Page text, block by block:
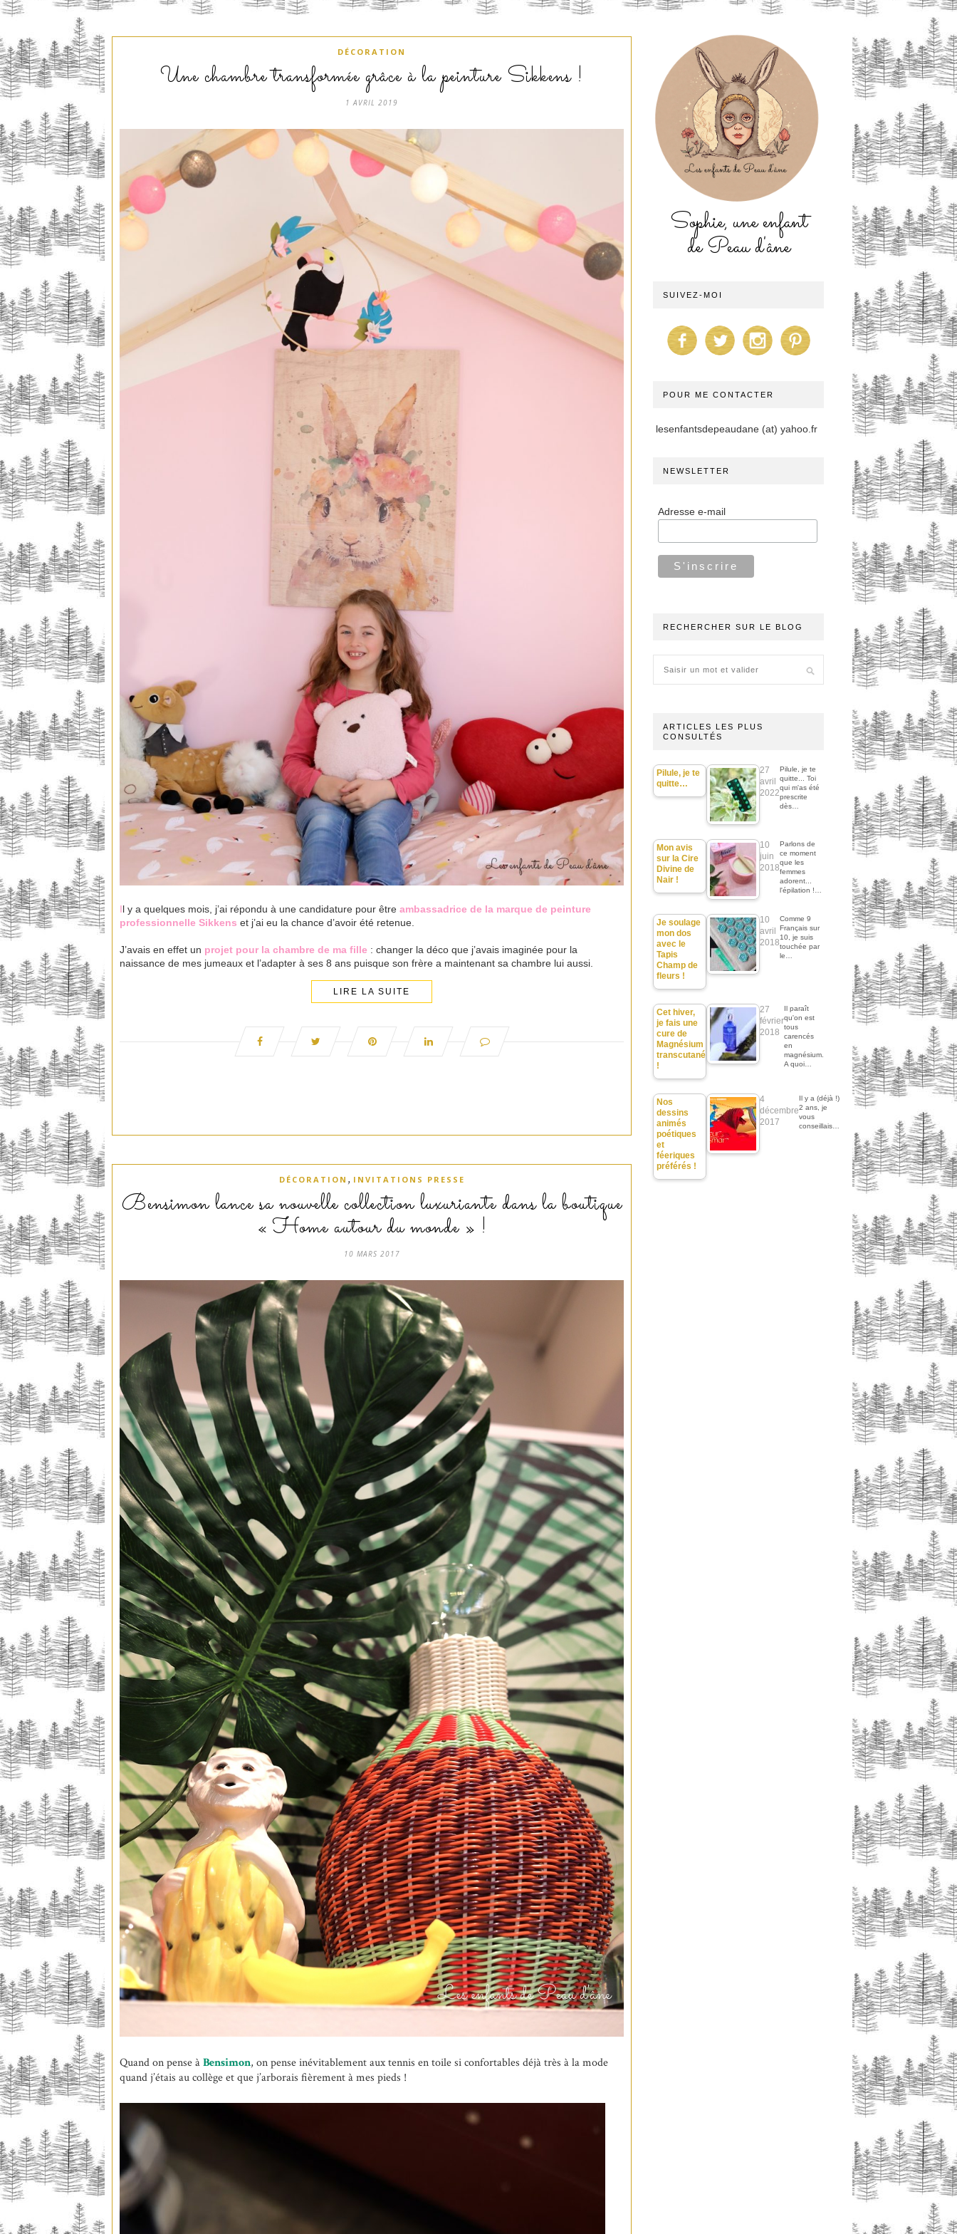
DÉCORATION
Une chambre transformée grâce à la peinture Sikkens !
1 AVRIL 2019
Il y a quelques mois, j’ai répondu à une candidature pour être ambassadrice de la marque de peinture
professionnelle Sikkens et j’ai eu la chance d’avoir été retenue.
J’avais en effet un projet pour la chambre de ma fille : changer la déco que j’avais imaginée pour la
naissance de mes jumeaux et l’adapter à ses 8 ans puisque son frère a maintenant sa chambre lui aussi.
LIRE LA SUITE
DÉCORATION , INVITATIONS PRESSE
Bensimon lance sa nouvelle collection luxuriante dans la boutique
« Home autour du monde » !
10 MARS 2017
Quand on pense àBensimon, on pense inévitablement aux tennis en toile si confortables déjà très à la mode
quand j’étais au collège et que j’arborais fièrement à mes pieds !
Sophie, une enfant
de Peau d'âne
SUIVEZ-MOI
POUR ME CONTACTER
lesenfantsdepeaudane (at) yahoo.fr
NEWSLETTER
Adresse e-mail
RECHERCHER SUR LE BLOG
ARTICLES LES PLUS
CONSULTÉS
Pilule, je te
quitte…
27
avril
2022
Pilule, je te
quitte... Toi
qui m'as été
prescrite
dès…
Mon avis
sur la Cire
Divine de
Nair !
10
juin
2018
Parlons de
ce moment
que les
femmes
adorent...
l'épilation !…
Je soulage
mon dos
avec le
Tapis
Champ de
fleurs !
10
avril
2018
Comme 9
Français sur
10, je suis
touchée par
le…
Cet hiver,
je fais une
cure de
Magnésium
transcutané
!
27
février
2018
Il paraît
qu'on est
tous
carencés
en
magnésium.
A quoi…
Nos
dessins
animés
poétiques
et
féeriques
préférés !
4
décembre
2017
Il y a (déjà !)
2 ans, je
vous
conseillais…